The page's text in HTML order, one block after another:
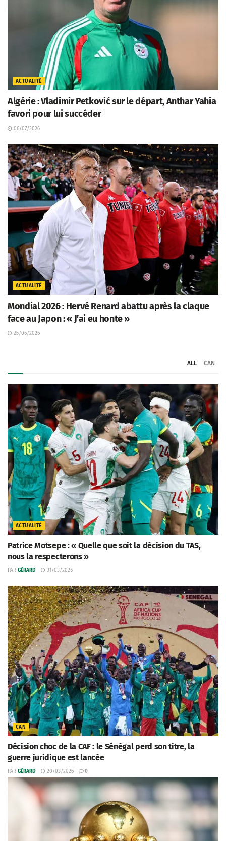
ACTUALITÉ
Algérie : Vladimir Petković sur le départ, Anthar Yahia
favori pour lui succéder
06/07/2026
ACTUALITÉ
Mondial 2026 : Hervé Renard abattu après la claque
face au Japon : « J’ai eu honte »
25/06/2026
ALL CAN
ACTUALITÉ
Patrice Motsepe : « Quelle que soit la décision du TAS,
nous la respecterons »
PAR GÉRARD 31/03/2026
CAN
Décision choc de la CAF : le Sénégal perd son titre, la
guerre juridique est lancée
PAR GÉRARD 20/03/2026 0